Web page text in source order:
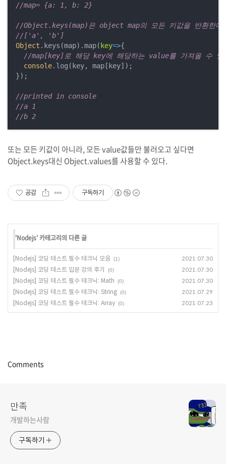
//map= {a: 1, b: 2}
//Object.keys(map)은 object map의 모든 키값을 반환한다.
//['a', 'b']
Object .keys(map).map( key=>{
//map[key]로 해당 key에 해당하는 value를 가져올 수 있
console.log(key, map[key]);
});
//printed in console
//a 1
//b 2
또는 모든 키값이 아니라, 모든 value값들만 불러오고 싶다면
Object.keys대신 Object.values를 사용할 수 있다.
공감 구독하기
'Nodejs' 카테고리의 다른 글
[Nodejs] 코딩 테스트 필수 테크닉 모음 (1) 2021.07.30
[Nodejs] 코딩 테스트 입문 강의 후기 (0) 2021.07.30
[Nodejs] 코딩 테스트 필수 테크닉: Math (0) 2021.07.30
[Nodejs] 코딩 테스트 필수 테크닉: String (0) 2021.07.29
[Nodejs] 코딩 테스트 필수 테크닉: Array (0) 2021.07.23
Comments
만족
개발하는사람
구독하기